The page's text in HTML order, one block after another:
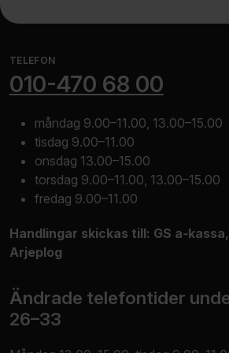
Har du tid att ge mer
Vi försöker ständigt förbättra din
webbplats. Med din feedback kan vi
som fungerar och vad vi kan
Ge betyg i antal stjärnor 1–5 där 1 är
medel, och 5 är utmärkt. Skriv gärna
du vill förklara dina svar.
Hur lätt var det för dig att förstå
innehållet?
Fick du svar på din fråga?
Saknar du information?
TELEFON
010-470 68 00
måndag 9.00–11.00, 13.00–15.00
tisdag 9.00–11.00
onsdag 13.00–15.00
torsdag 9.00–11.00, 13.00–15.00
fredag 9.00–11.00
Handlingar skickas till: GS
Arjeplog
Ändrade telefontider
26–33